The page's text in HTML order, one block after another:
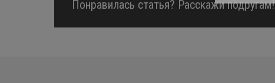
Понравилась статья? Расскажи подругам!